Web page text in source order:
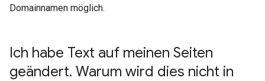
Domainnamen möglich.
Ich habe Text auf meinen Seiten
geändert. Warum wird dies nicht in